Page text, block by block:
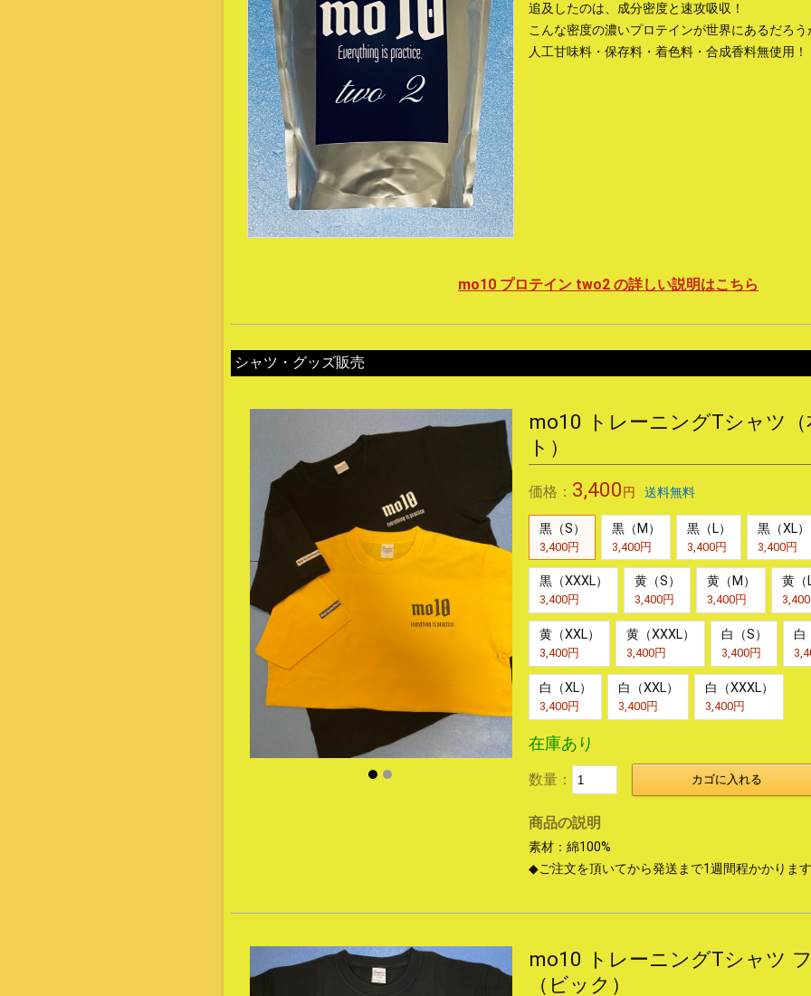
追及したのは、成分密度と速攻吸収！
こんな密度の濃いプロテインが世界にあるだろう
人工甘味料・保存料・着色料・合成香料無使用！
mo10 プロテイン two2 の詳しい説明はこちら
シャツ・グッズ販売
mo10 トレーニングTシャツ
ト）
価格： 3,400円 送料無料
黒（S）
3,400円
黒（M）
3,400円
黒（L）
3,400円
黒（XL）
3,400円
黒（XXXL）
3,400円
黄（S）
3,400円
黄（M）
3,400円
黄（
黄（XXL）
3,400円
黄（XXXL）
3,400円
白（S）
3,400円
白
白（XL）
3,400円
白（XXL）
3,400円
白（XXXL）
3,400円
在庫あり
数量： カゴに入れる
商品の説明
素材：綿100%
◆ご注文を頂いてから発送まで1週間程かかりま
mo10 トレーニングTシャツ
（ビック）